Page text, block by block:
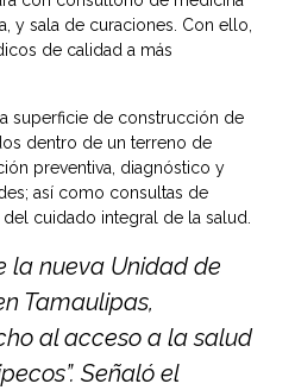
y sala de curaciones. Con ello,
de calidad a más
superficie de construcción de
dentro de un terreno de
preventiva, diagnóstico y
así como consultas de
cuidado integral de la salud.
la nueva Unidad de
Tamaulipas,
al acceso a la salud
Señaló el